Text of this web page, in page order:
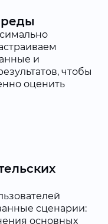
и
чтобы
оценить
сценарии:
основных